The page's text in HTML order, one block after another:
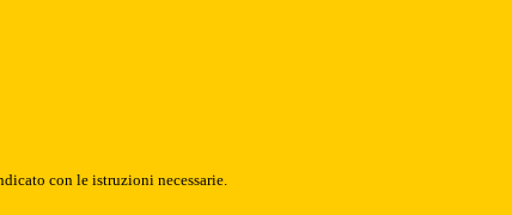
con le istruzioni necessarie.